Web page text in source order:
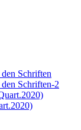
Schriften
Schriften-2